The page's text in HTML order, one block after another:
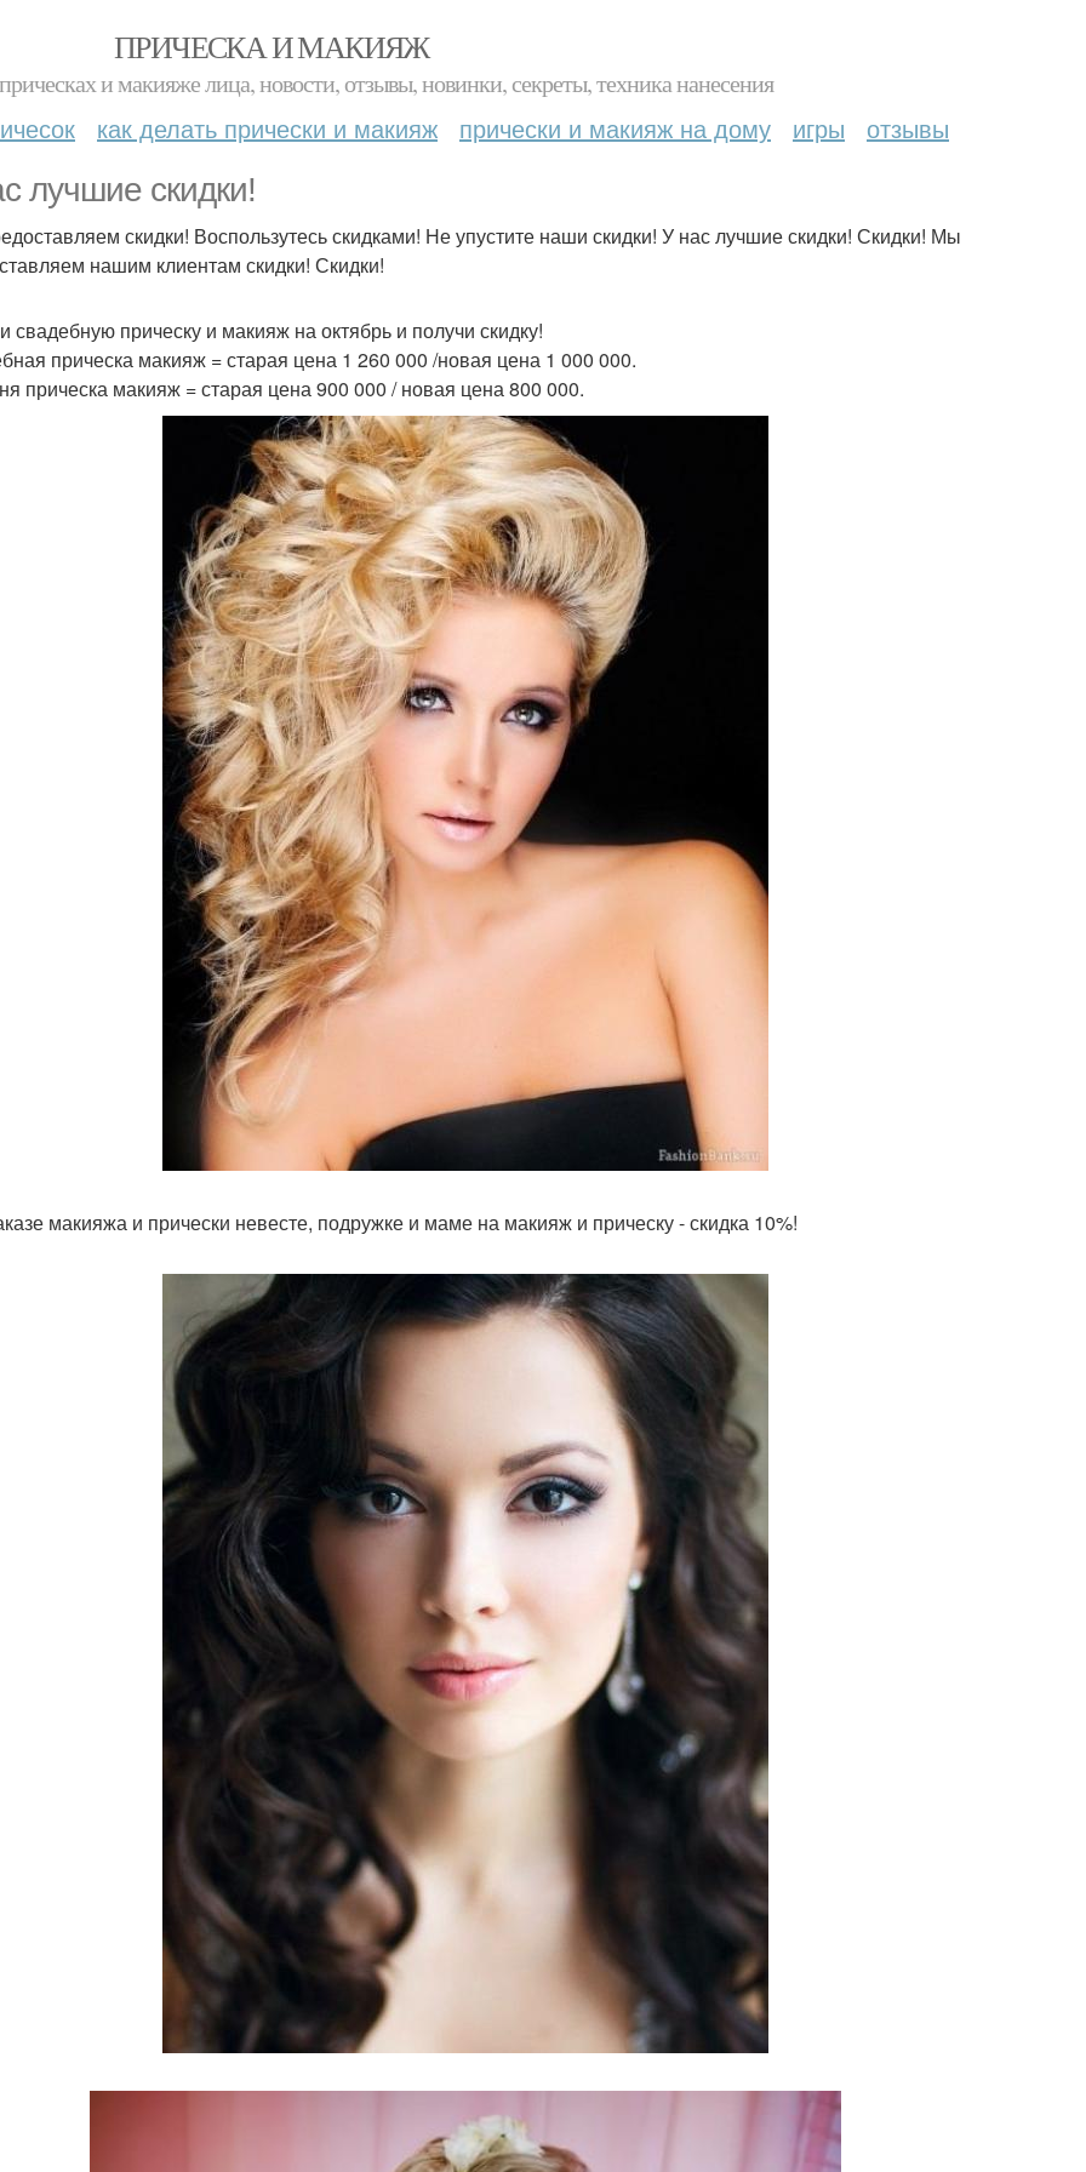
ПРИЧЕСКА И МАКИЯЖ
и макияже лица, новости, отзывы, новинки, секреты, техника нанесения
как делать прически и макияж прически и макияж на дому игры отзывы
лучшие скидки!
скидки! Воспользутесь скидками! Не упустите наши скидки! У нас лучшие скидки! Скидки! Мы
нашим клиентам скидки! Скидки!
свадебную прическу и макияж на октябрь и получи скидку!
прическа макияж = старая цена 1 260 000 /новая цена 1 000 000.
прическа макияж = старая цена 900 000 / новая цена 800 000.
макияжа и прически невесте, подружке и маме на макияж и прическу - скидка 10%!